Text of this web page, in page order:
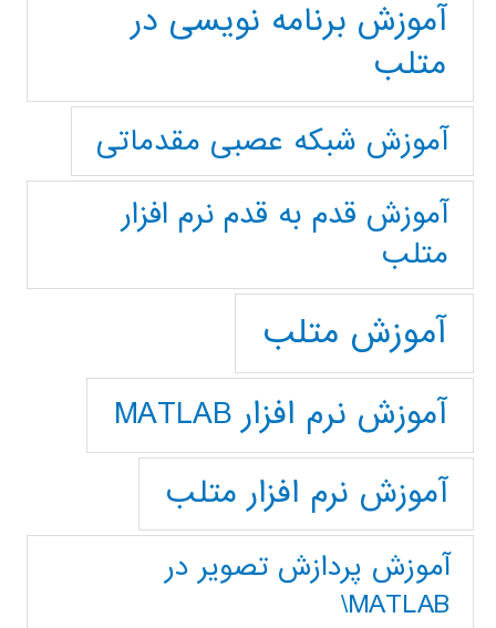
آموزش برنامه نویسی در
متلب
آموزش شبکه عصبی مقدماتی
آموزش قدم به قدم نرم افزار
متلب
آموزش متلب
آموزش نرم افزار MATLAB
آموزش نرم افزار متلب
آموزش پردازش تصوير در
MATLAB\